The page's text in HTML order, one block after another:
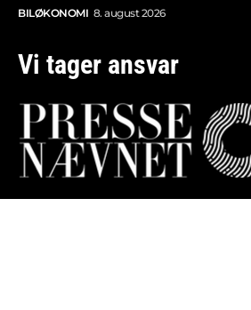
BILØKONOMI 8. august 2026
Vi tager ansvar